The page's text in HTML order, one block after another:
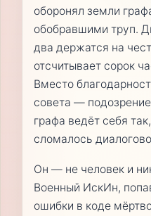
оборонял земли
обобравшими труп.
два держатся на
отсчитывает сорок
Вместо
совета —
графа ведёт себя
сломалось
Он — не человек и
Военный ИскИн,
ошибки в коде